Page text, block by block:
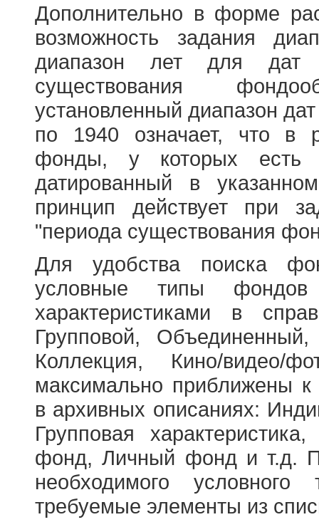
Дополнительно в форме
возможность задания
диапазон лет для
существования
установленный диапазон
по 1940 означает, что в
фонды, у которых есть
датированный в
принцип действует при
"периода существования
Для удобства поиска
условные типы
характеристиками в
Групповой,
Коллекция, Кино/
максимально приближены
в архивных описаниях:
Групповая
фонд, Личный фонд и т.д.
необходимого
требуемые элементы из